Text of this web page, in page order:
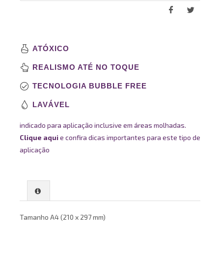
ATÓXICO
REALISMO ATÉ NO TOQUE
TECNOLOGIA BUBBLE FREE
LAVÁVEL
indicado para aplicação inclusive em áreas molhadas.
Clique aquie confira dicas importantes para este tipo de
aplicação
Tamanho A4 (210 x 297 mm)